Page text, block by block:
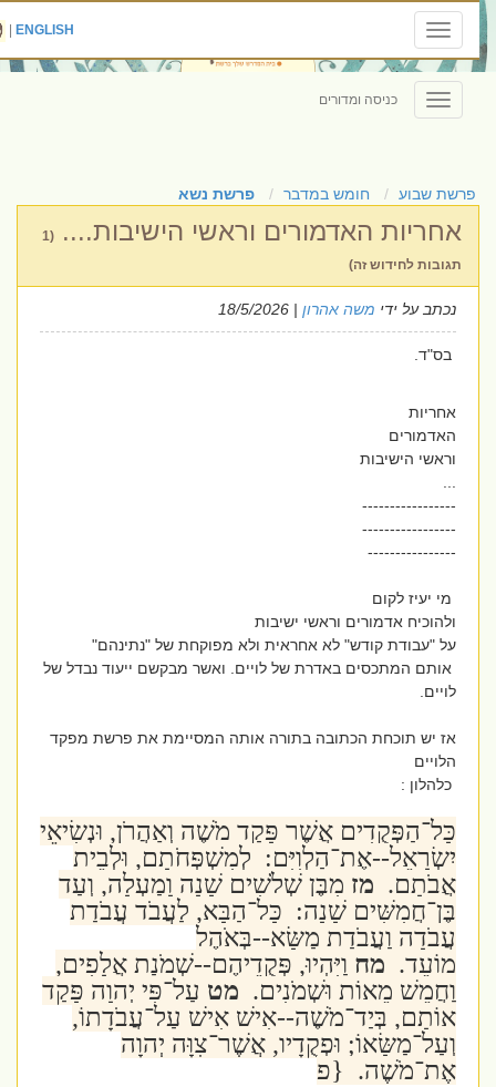
Toggle
navigation
ENGLISH
|
Toggle
navigation
כניסה ומדורים
פרשת שבוע חומש במדבר פרשת נשא
אחריות האדמורים וראשי הישיבות.... (1
תגובות לחידוש זה)
נכתב על ידימשה אהרון| 18/5/2026
בס"ד.
אחריות
האדמורים
וראשי הישיבות
-----------------
-----------------
----------------
מי יעיז לקום
ולהוכיח אדמורים וראשי ישיבות
על "עבודת קודש" לא אחראית ולא מפוקחת של "נתינהם"
אותם המתכסים באדרת של לויים. ואשר מבקשם ייעוד נבדל של
לויים.
אז יש תוכחת הכתובה בתורה אותה המסיימת את פרשת מפקד
הלויים
כלהלון :
כָּל־הַפְּקֻדִים אֲשֶׁר פָּקַד מֹשֶׁה וְאַהֲרֹן, וּנְשִׂיאֵי
יִשְׂרָאֵל--אֶת־הַלְוִיִּם: לְמִשְׁפְּחֹתָם, וּלְבֵית
אֲבֹתָם.מזמִבֶּן שְׁלֹשִׁים שָׁנָה וָמַעְלָה, וְעַד
בֶּן־חֲמִשִּׁים שָׁנָה: כָּל־הַבָּא, לַעֲבֹד עֲבֹדַת
עֲבֹדָה וַעֲבֹדַת מַשָּׂא--בְּאֹהֶל
מוֹעֵד.מחוַיִּהְיוּ, פְּקֻדֵיהֶם--שְׁמֹנַת אֲלָפִים,
וַחֲמֵשׁ מֵאוֹת וּשְׁמֹנִים.מטעַל־פִּי יְהוָה פָּקַד
אוֹתָם, בְּיַד־מֹשֶׁה--אִישׁ אִישׁ עַל־עֲבֹדָתוֹ,
וְעַל־מַשָּׂאוֹ; וּפְקֻדָיו, אֲשֶׁר־צִוָּה יְהוָה
אֶת־מֹשֶׁה. {פ